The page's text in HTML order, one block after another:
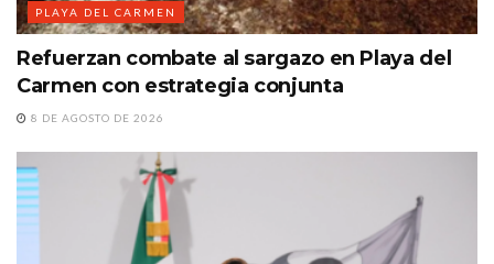
PLAYA DEL CARMEN
Refuerzan combate al sargazo en Playa del
Carmen con estrategia conjunta
8 DE AGOSTO DE 2026